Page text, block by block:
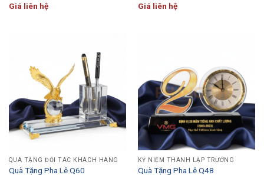
Giá liên hệ
Giá liên hệ
QUÀ TẶNG ĐỐI TÁC KHÁCH HÀNG
Quà Tặng Pha Lê Q60
KỶ NIỆM THÀNH LẬP TRƯỜNG
Quà Tặng Pha Lê Q48